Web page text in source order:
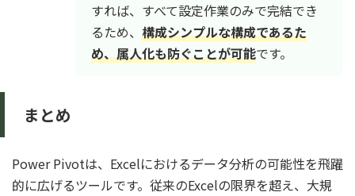
すれば、すべて設定作業のみで完結でき
るため、 構成シンプルな構成であるた
め、属人化も防ぐことが可能です。
まとめ
Power Pivotは、Excelにおけるデータ分析の可能性を飛躍
的に広げるツールです。従来のExcelの限界を超え、大規